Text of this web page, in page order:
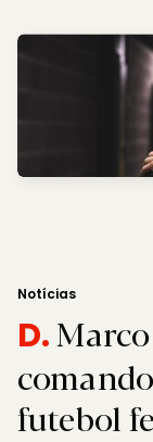
Notícias
D.
futebol